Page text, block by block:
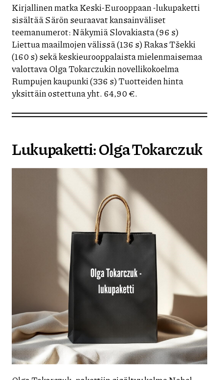
Kirjallinen matka Keski-Eurooppaan -lukupaketti
sisältää Särön seuraavat kansainväliset
teemanumerot: Näkymiä Slovakiasta (96 s)
Liettua maailmojen välissä (136 s) Rakas Tšekki
(160 s) sekä keskieurooppalaista mielenmaisemaa
valottava Olga Tokarczukin novellikokoelma
Rumpujen kaupunki (336 s) Tuotteiden hinta
yksittäin ostettuna yht. 64,90 €.
Lukupaketti: Olga Tokarczuk